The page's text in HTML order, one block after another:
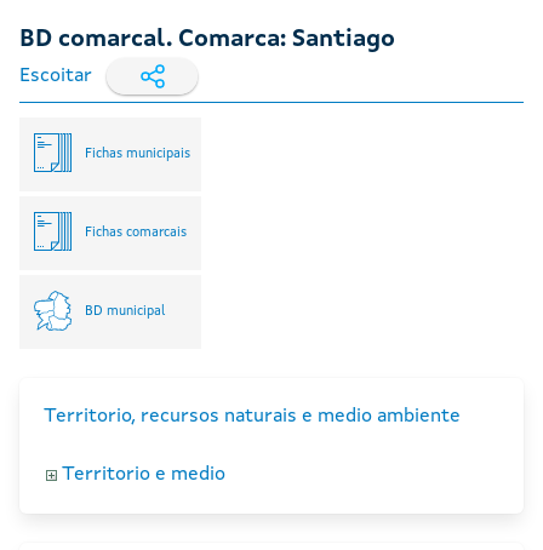
BD comarcal. Comarca: Santiago
Escoitar
Fichas municipais
Fichas comarcais
BD municipal
Territorio, recursos naturais e medio ambiente
Territorio e medio